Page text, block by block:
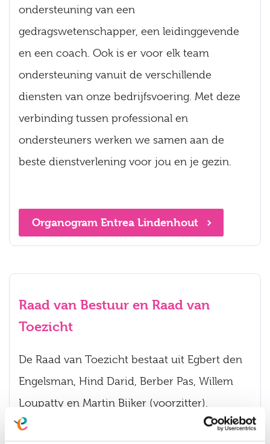
ondersteuning van een
gedragswetenschapper, een leidinggevende
en een coach. Ook is er voor elk team
ondersteuning vanuit de verschillende
diensten van onze bedrijfsvoering. Met deze
verbinding tussen professional en
ondersteuners werken we samen aan de
beste dienstverlening voor jou en je gezin.
Organogram Entrea Lindenhout
Raad van Bestuur en Raad van
Toezicht
De Raad van Toezicht bestaat uit Egbert den
Engelsman, Hind Darid, Berber Pas, Willem
Loupatty en Martin Bijker (voorzitter).
Marjan Boertjes
vervult de rol van bestuurder